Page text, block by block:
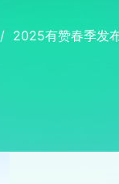
/ 2025有赞春季发